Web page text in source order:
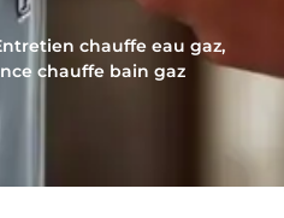
chauffe eau gaz,
chauffe bain gaz